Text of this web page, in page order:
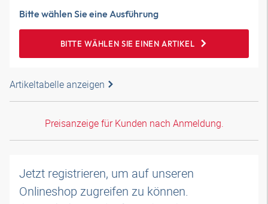
Bitte wählen Sie eine Ausführung
BITTE WÄHLEN SIE EINEN ARTIKEL
Artikeltabelle anzeigen
Preisanzeige für Kunden nach Anmeldung.
Jetzt registrieren, um auf unseren
Onlineshop zugreifen zu können.